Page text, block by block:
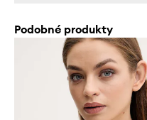
Podobné produkty